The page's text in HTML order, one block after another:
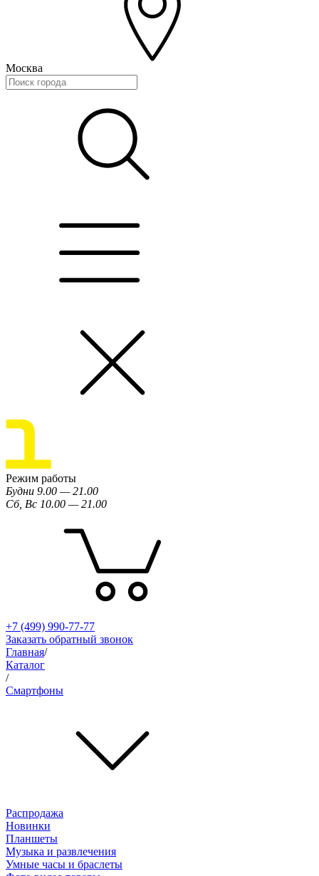
Москва
Режим работы
Будни 9.00 — 21.00
Сб, Вс 10.00 — 21.00
+7 (499) 990-77-77
Заказать обратный звонок
Главная/
Каталог
/
Смартфоны
Распродажа
Новинки
Планшеты
Музыка и развлечения
Умные часы и браслеты